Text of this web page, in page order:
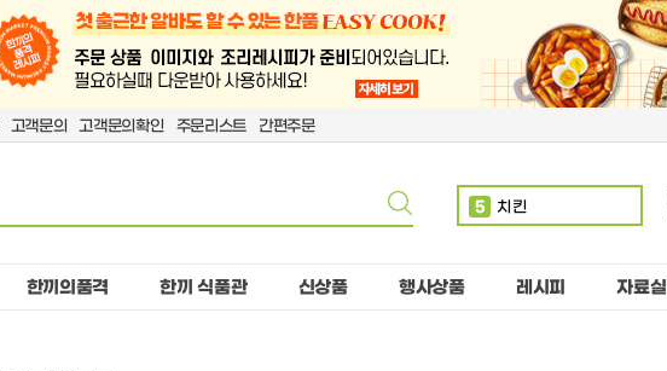
고객문의 고객문의확인 주문리스트 간편주문
5 치킨
단무지
한끼의품격 한끼 식품관 신상품 행사상품 레시피 자료실